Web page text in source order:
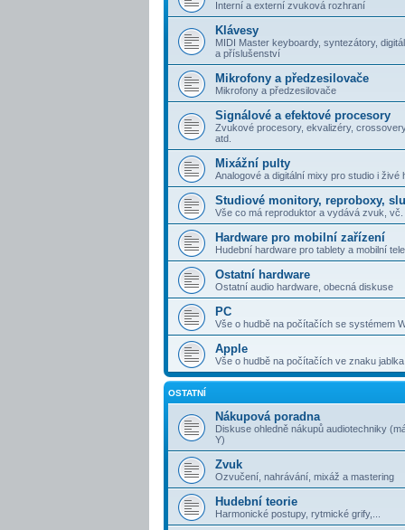
Interní a externí zvuková rozhraní
Klávesy
MIDI Master keyboardy, syntezátory,
a příslušenství
Mikrofony a předzesilovače
Mikrofony a předzesilovače
Signálové a efektové procesory
Zvukové procesory, ekvalizéry,
atd.
Mixážní pulty
Analogové a digitální mixy pro studio i živé
Studiové monitory, reproboxy,
Vše co má reproduktor a vydává zvuk,
Hardware pro mobilní zařízení
Hudební hardware pro tablety a mobilní
Ostatní hardware
Ostatní audio hardware, obecná diskuse
PC
Vše o hudbě na počítačích se systémem
Apple
Vše o hudbě na počítačích ve znaku jablka
OSTATNÍ
Nákupová poradna
Diskuse ohledně nákupů audiotechniky
Y)
Zvuk
Ozvučení, nahrávání, mixáž a mastering
Hudební teorie
Harmonické postupy, rytmické grify,...